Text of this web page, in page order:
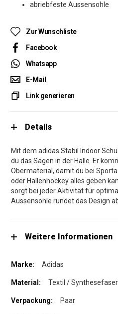
abriebfeste Aussensohle
Zur Wunschliste
Facebook
Whatsapp
E-Mail
Link generieren
Details
Mit dem adidas Stabil Indoor
du das Sagen in der Halle. Er
Obermaterial, damit du bei
oder Hallenhockey alles geben
sorgt bei jeder Aktivität für
Aussensohle rundet das Design
Weitere Informationen
Adidas
Textil / Synthesefaser
Paar